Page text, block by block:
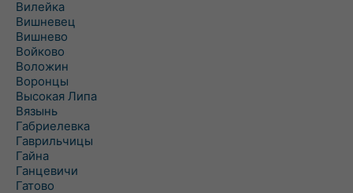
Вилейка
Вишневец
Вишнево
Войково
Воложин
Воронцы
Высокая Липа
Вязынь
Габриелевка
Гаврильчицы
Гайна
Ганцевичи
Гатово